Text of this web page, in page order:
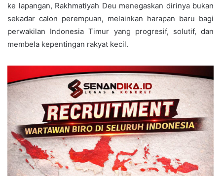
ke lapangan, Rakhmatiyah Deu menegaskan dirinya bukan
sekadar calon perempuan, melainkan harapan baru bagi
perwakilan Indonesia Timur yang progresif, solutif, dan
membela kepentingan rakyat kecil.